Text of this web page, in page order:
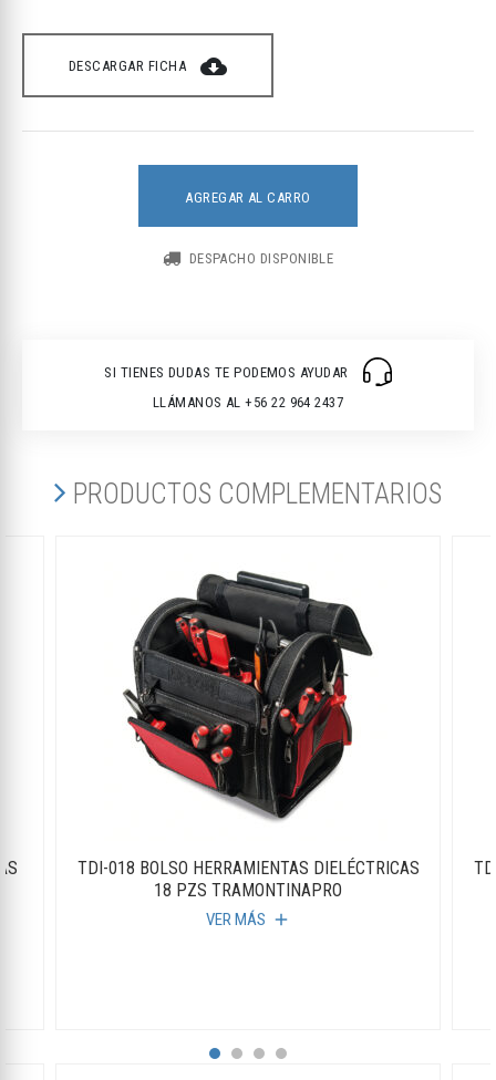
DESCARGAR FICHA cloud_download
AGREGAR AL CARRO
DESPACHO DISPONIBLE
SI TIENES DUDAS TE PODEMOS AYUDAR
LLÁMANOS AL +56 22 964 2437
PRODUCTOS COMPLEMENTARIOS
TDI-018 BOLSO HERRAMIENTAS DIELÉCTRICAS
18 PZS TRAMONTINAPRO
VER MÁS add